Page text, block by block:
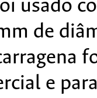
usado
de
e